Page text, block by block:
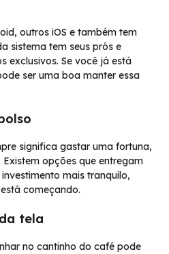
outros iOS e também tem
sistema tem seus prós e
exclusivos. Se você já está
ser uma boa manter essa
significa gastar uma fortuna,
opções que entregam
mais tranquilo,
começando.
tela
no cantinho do café pode